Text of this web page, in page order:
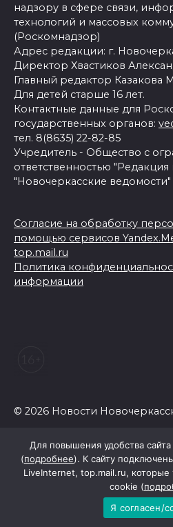
надзору в сфере связи,
технологий и массовых
(Роскомнадзор)
Адрес редакции: г.
Директор Хвастиков
Главный редактор Казакова
Для детей старше 16 лет.
Контактные данные для
государственных органов:
тел. 8(8635) 22-82-85
Учредитель - Общество с
ответственностью "Редакция
"Новочеркасские ведомости"
Согласие на обработку
помощью сервисов
top.mail.ru
Политика
информации
© 2026 Новости
Для повышения удобства
(подробнее). К сайту
LiveInternet, top.mail.ru,
cookie (
Я согласен/